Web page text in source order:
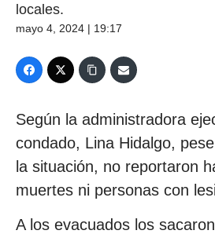
locales.
mayo 4, 2024 | 19:17
Según la administradora
condado, Lina Hidalgo,
la situación, no reportaron
muertes ni personas con
A los evacuados los